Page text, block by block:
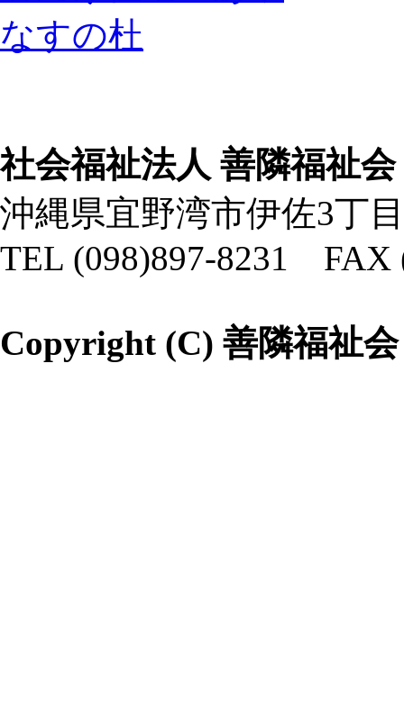
社会福祉法人 善隣福祉会
沖縄県宜野湾市伊佐3丁
TEL (098)897-8231 FAX
Copyright (C) 善隣福祉